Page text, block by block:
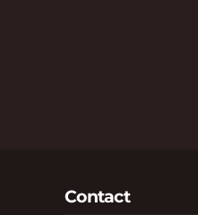
Contact